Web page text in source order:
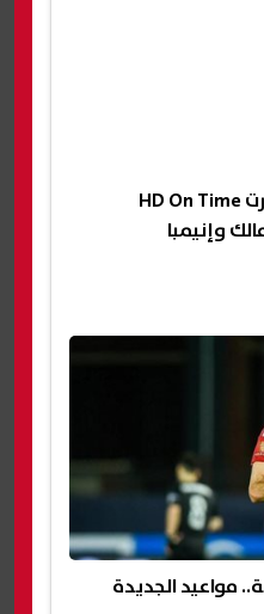
تردد قناة أون تايم سبورت HD On Time
مواعيد الجديدة